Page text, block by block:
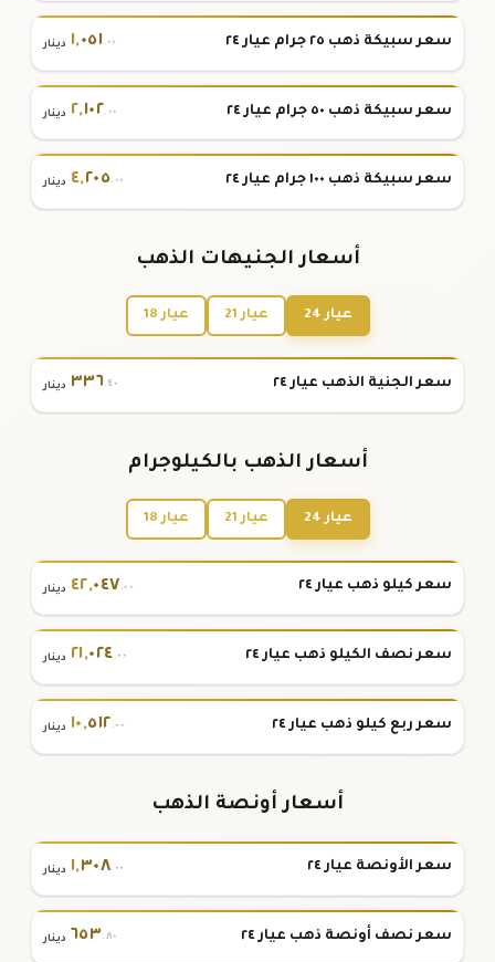
سعر سبيكة ذهب ٢٥ جرام عيار ٢٤ ١,٠٥١.٠٠ دينار
سعر سبيكة ذهب ٥٠ جرام عيار ٢٤ ٢,١٠٢.٠٠ دينار
سعر سبيكة ذهب ١٠٠ جرام عيار ٢٤ ٤,٢٠٥.٠٠ دينار
أسعار الجنيهات الذهب
عيار 24 عيار 21 عيار 18
سعر الجنية الذهب عيار ٢٤ ٣٣٦.٤٠ دينار
أسعار الذهب بالكيلوجرام
عيار 24 عيار 21 عيار 18
سعر كيلو ذهب عيار ٢٤ ٤٢,٠٤٧.٠٠ دينار
سعر نصف الكيلو ذهب عيار ٢٤ ٢١,٠٢٤.٠٠ دينار
سعر ربع كيلو ذهب عيار ٢٤ ١٠,٥١٢.٠٠ دينار
أسعار أونصة الذهب
سعر الأونصة عيار ٢٤ ١,٣٠٨.٠٠ دينار
سعر نصف أونصة ذهب عيار ٢٤ ٦٥٣.٨٠ دينار